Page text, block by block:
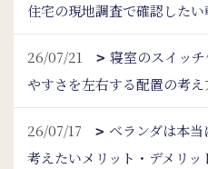
住宅の現地調査で確認した
26/07/21
寝室のスイッ
やすさを左右する配置の考え
26/07/17
ベランダは本
考えたいメリット・デメリッ